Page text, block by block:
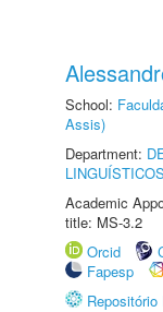
School:
Assis)
Department:
Academic
title: MS-3.2
Orcid
Fapesp